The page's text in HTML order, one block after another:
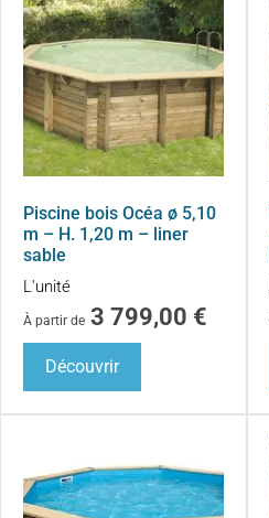
Piscine bois Océa ø 5,10
m – H. 1,20 m – liner
sable
L'unité
À partir de 3 799,00 €
Découvrir